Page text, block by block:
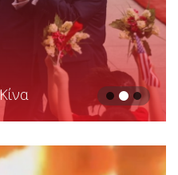
Στον
Λάβετε Φως»